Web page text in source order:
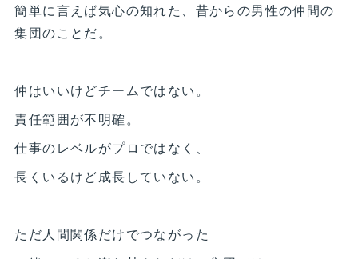
簡単に言えば気心の知れた、昔からの男性の仲間の
集団のことだ。
仲はいいけどチームではない。
責任範囲が不明確。
仕事のレベルがプロではなく、
長くいるけど成長していない。
ただ人間関係だけでつながった